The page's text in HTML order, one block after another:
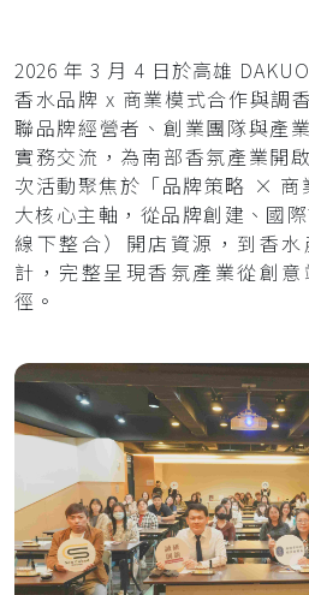
2026 年 3 月 4 日於高雄
香水品牌 x 商業模式合作與調
聯品牌經營者、創業團隊與產
實務交流，為南部香氛產業開
次活動聚焦於「品牌策略 ×
大核心主軸，從品牌創建、國
線下整合）開店資源，到香
計，完整呈現香氛產業從創
徑。